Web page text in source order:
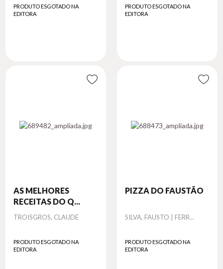
PRODUTO ESGOTADO NA
EDITORA
PRODUTO ESGOTADO NA
EDITORA
AS MELHORES
RECEITAS DO Q...
Autor
TROISGROS, CLAUDE
PRODUTO ESGOTADO NA
EDITORA
PIZZA DO FAUSTÃO
Autor
SILVA, FAUSTO | FERR...
PRODUTO ESGOTADO NA
EDITORA